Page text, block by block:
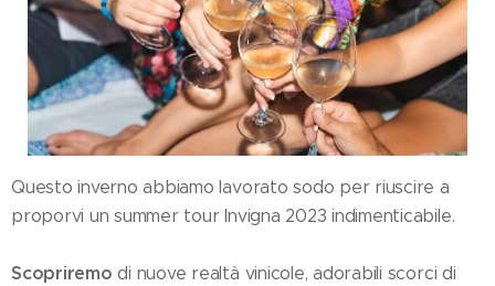
Questo inverno abbiamo lavorato sodo per riuscire a
proporvi un summer tour Invigna 2023 indimenticabile.
Scopriremo di nuove realtà vinicole, adorabili scorci di